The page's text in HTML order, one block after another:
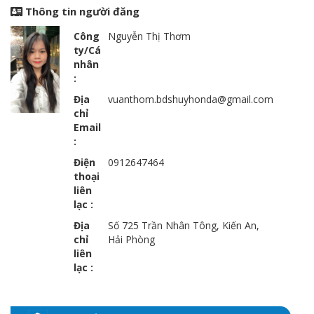
Thông tin người đăng
Công
ty/Cá
nhân
:
Nguyễn Thị Thơm
Địa
chỉ
Email
:
vuanthom.bdshuyhonda@gmail.com
Điện
thoại
liên
lạc :
0912647464
Địa
chỉ
liên
lạc :
Số 725 Trần Nhân Tông, Kiến An,
Hải Phòng